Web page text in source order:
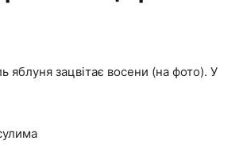
яблуня зацвітає восени (на фото). У